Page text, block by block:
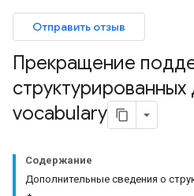
Отправить отзыв
Прекращение
vocabulary
Содержание
Дополнительные сведения о